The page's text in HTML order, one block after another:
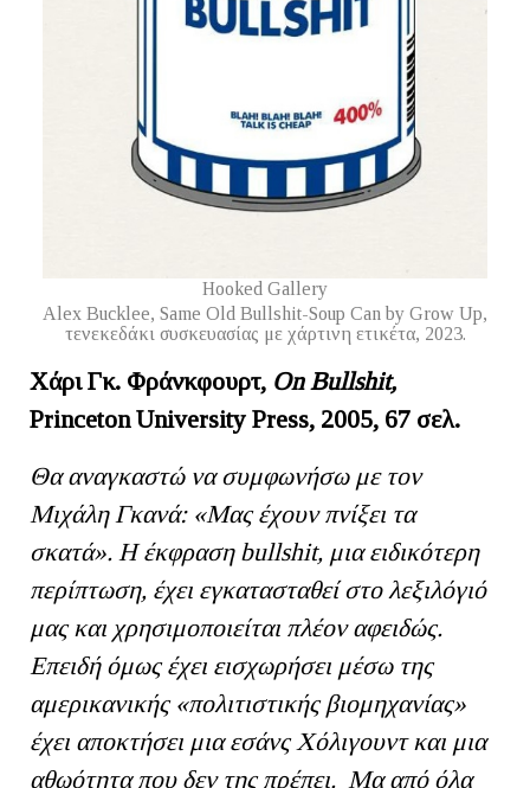
Hooked Gallery
Αlex Βucklee, Same Old Bullshit-Soup Can by Grow Up,
τενεκεδάκι συσκευασίας με χάρτινη ετικέτα, 2023.
Χάρι Γκ. Φράνκφουρτ, On Bullshit,
Princeton University Press, 2005, 67 σελ.
Θα αναγκαστώ να συμφωνήσω με τον
Μιχάλη Γκανά: «Μας έχουν πνίξει τα
σκατά». Η έκφραση bullshit, μια ειδικότερη
περίπτωση, έχει εγκατασταθεί στο λεξιλόγιό
μας και χρησιμοποιείται πλέον αφειδώς.
Επειδή όμως έχει εισχωρήσει μέσω της
αμερικανικής «πολιτιστικής βιομηχανίας»
έχει αποκτήσει μια εσάνς Χόλιγουντ και μια
αθωότητα που δεν της πρέπει. Μα από όλα